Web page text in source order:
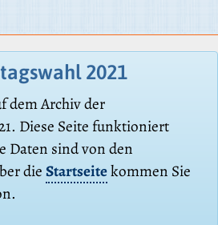
2021
dem Archiv der
Diese Seite funktioniert
Daten sind von den
dieStartseitekommen Sie